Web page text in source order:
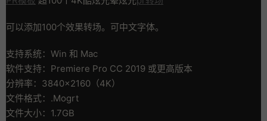
可以添加100个效果转场。可中文字体。
支持系统：Win 和 Mac
软件支持：Premiere Pro CC 2019 或更高版本
分辨率：3840×2160（4K）
文件格式：.Mogrt
文件大小：1.7GB